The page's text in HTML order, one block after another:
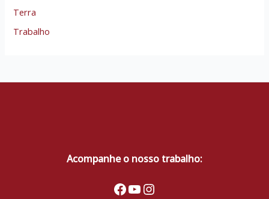
Terra
Trabalho
Acompanhe o nosso trabalho:
Facebook
Youtube
Instagram